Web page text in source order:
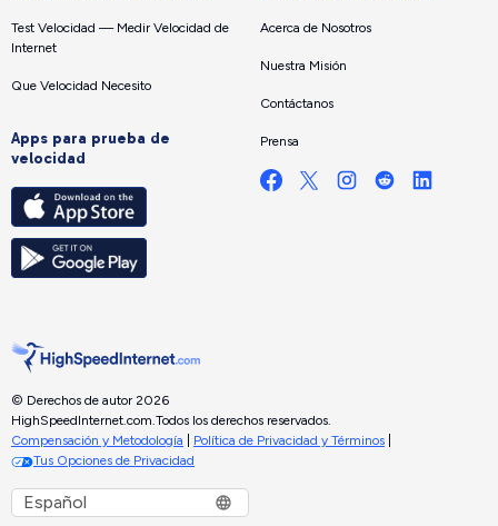
Test Velocidad — Medir Velocidad de
Internet
Que Velocidad Necesito
Apps para prueba de
velocidad
Acerca de Nosotros
Nuestra Misión
Contáctanos
Prensa
© Derechos de autor 2026
HighSpeedInternet.com. Todos los derechos reservados.
Compensación y Metodología
Política de Privacidad y Términos
Tus Opciones de Privacidad